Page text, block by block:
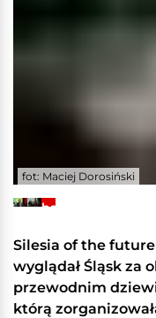
fot: Maciej Dorosiński
+8
Zobacz
Silesia of the
wyglądał Śląsk za
przewodnim
którą